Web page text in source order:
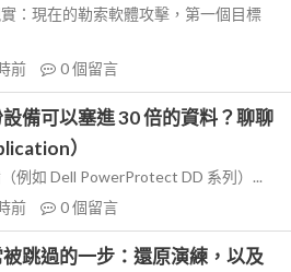
：現在的勒索軟體攻擊，第一個目標
前 0個留言
備可以塞進 30 倍的資料？聊聊
）
例如 Dell PowerProtect DD 系列）...
前 0個留言
跳過的一步：還原演練，以及